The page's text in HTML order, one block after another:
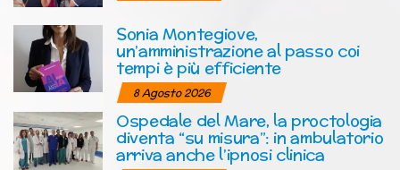
Sonia Montegiove,
un’amministrazione al passo coi
tempi è più efficiente
8 Agosto 2026
Ospedale del Mare, la proctologia
diventa “su misura”: in ambulatorio
arriva anche l’ipnosi clinica